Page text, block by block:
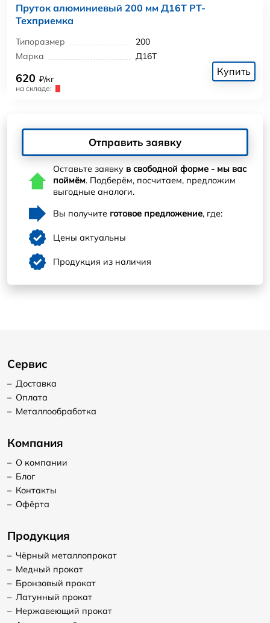
Пруток алюминиевый 200 мм Д16Т РТ-
Техприемка
Типоразмер
200
Марка
Д16Т
620 ₽/кг
на складе:
Купить
Отправить заявку
Оставьте заявку в свободной форме - мы вас
поймём. Подберём, посчитаем, предложим
выгодные аналоги.
Вы получите готовое предложение, где:
Цены актуальны
Продукция из наличия
Сервис
– Доставка
– Оплата
– Металлообработка
Компания
– О компании
– Блог
– Контакты
– Офёрта
Продукция
– Чёрный металлопрокат
– Медный прокат
– Бронзовый прокат
– Латунный прокат
– Нержавеющий прокат